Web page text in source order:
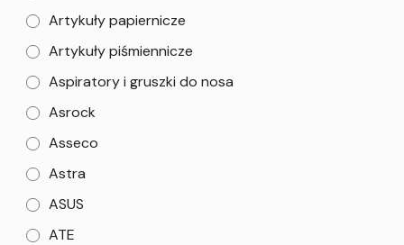
Artykuły papiernicze
Artykuły piśmiennicze
Aspiratory i gruszki do nosa
Asrock
Asseco
Astra
ASUS
ATE